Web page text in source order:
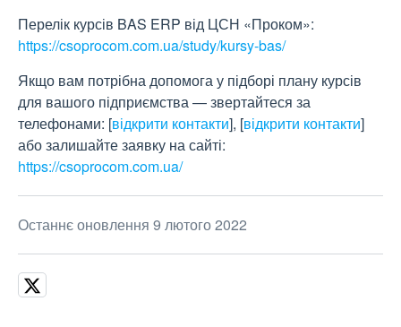
Перелік курсів BAS ERP від ЦСН «Проком»:
https://csoprocom.com.ua/study/kursy-bas/
Якщо вам потрібна допомога у підборі плану курсів
для вашого підприємства — звертайтеся за
телефонами: [відкрити контакти], [відкрити контакти]
або залишайте заявку на сайті:
https://csoprocom.com.ua/
Останнє оновлення 9 лютого 2022